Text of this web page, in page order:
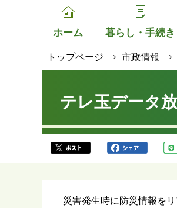
ホーム 暮らし・手続き
トップページ 市政情報
テレ玉データ
災害発生時に防災情報を